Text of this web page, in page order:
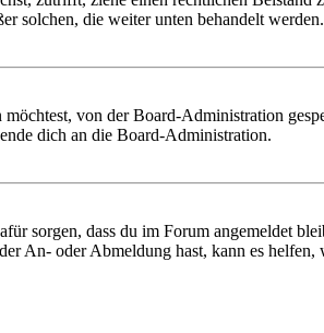
solchen, die weiter unten behandelt werden.
von der Board-Administration
dich an die Board-Administration.
sorgen, dass du im Forum angemeldet
An- oder Abmeldung hast, kann es